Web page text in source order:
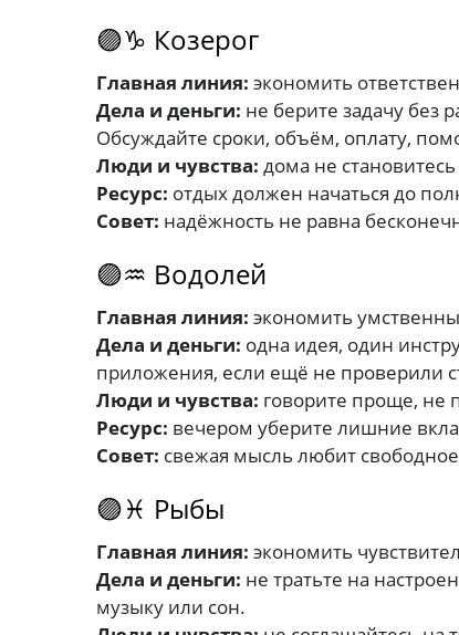
🟣♑ Козерог
Главная линия: экономить
Дела и деньги: не берите задачу без
Обсуждайте сроки, объём, оплату,
Люди и чувства: дома не
Ресурс: отдых должен начаться до
Совет: надёжность не равна
🟣♒ Водолей
Главная линия: экономить
Дела и деньги: одна идея, один
приложения, если ещё не проверили
Люди и чувства: говорите проще, не
Ресурс: вечером уберите лишние
Совет: свежая мысль любит
🟣♓ Рыбы
Главная линия: экономить
Дела и деньги: не тратьте на
музыку или сон.